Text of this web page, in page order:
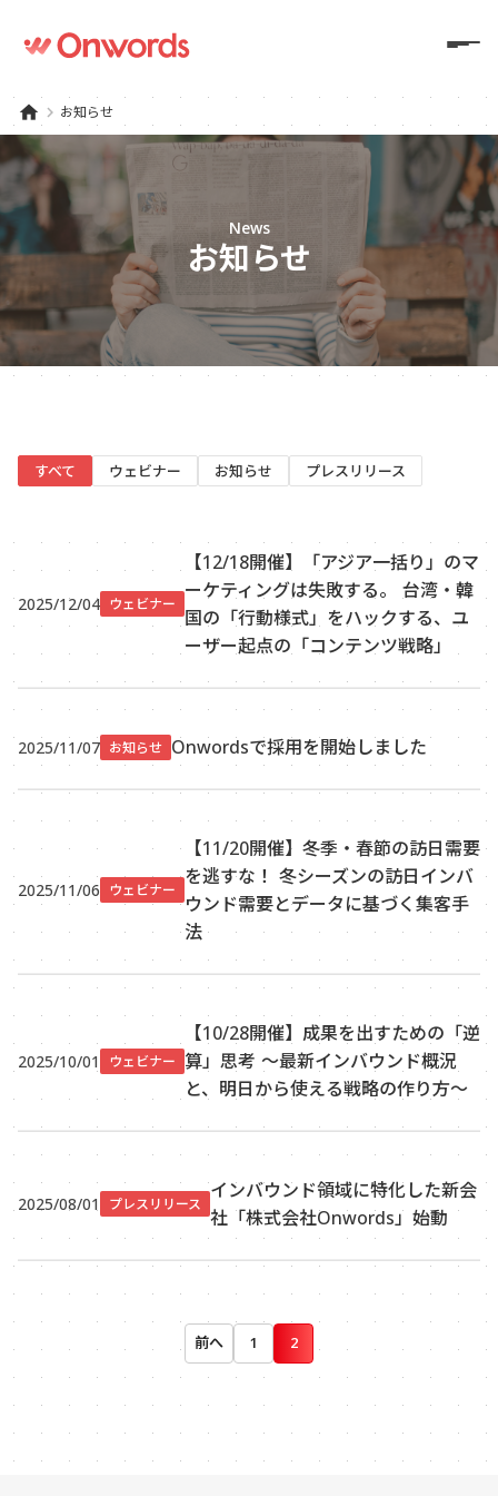
home keyboard_arrow_right お知らせ
News
お知らせ
すべて ウェビナー お知らせ プレスリリース
2025/12/04 ウェビナー
【12/18開催】「アジア一括り」のマ
ーケティングは失敗する。 台湾・韓
国の「行動様式」をハックする、ユ
ーザー起点の「コンテンツ戦略」
2025/11/07 お知らせ Onwordsで採用を開始しました
2025/11/06 ウェビナー
【11/20開催】冬季・春節の訪日需要
を逃すな！ 冬シーズンの訪日インバ
ウンド需要とデータに基づく集客手
法
2025/10/01 ウェビナー
【10/28開催】成果を出すための「逆
算」思考 ～最新インバウンド概況
と、明日から使える戦略の作り方～
2025/08/01 プレスリリース
インバウンド領域に特化した新会
社「株式会社Onwords」始動
前へ 1 2